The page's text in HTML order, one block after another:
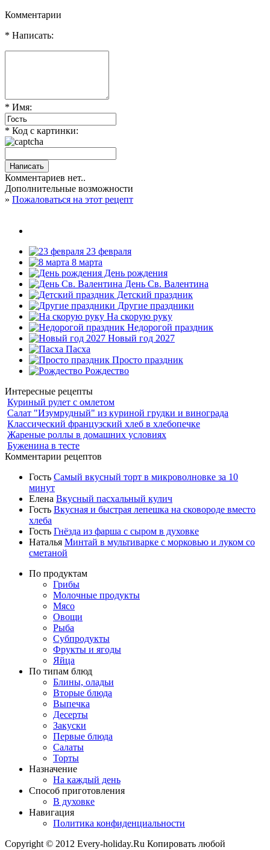
Комментарии
* Написать:
* Имя:
* Код с картинки:
Комментариев нет..
Дополнительные возможности
» Пожаловаться на этот рецепт
23 февраля
8 марта
День рождения
День Св. Валентина
Детский праздник
Другие праздники
На скорую руку
Недорогой праздник
Новый год 2027
Пасха
Просто праздник
Рождество
Интересные рецепты
Куриный рулет с омлетом
Салат "Изумрудный" из куриной грудки и винограда
Классический французский хлеб в хлебопечке
Жареные роллы в домашних условиях
Буженина в тесте
Комментарии рецептов
Гость Самый вкусный торт в микроволновке за 10
минут
Елена Вкусный пасхальный кулич
Гость Вкусная и быстрая лепешка на сковороде вместо
хлеба
Гость Гнёзда из фарша с сыром в духовке
Наталья Минтай в мультиварке с морковью и луком со
сметаной
По продуктам
Грибы
Молочные продукты
Мясо
Овощи
Рыба
Субпродукты
Фрукты и ягоды
Яйца
По типам блюд
Блины, оладьи
Вторые блюда
Выпечка
Десерты
Закуски
Первые блюда
Салаты
Торты
Назначение
На каждый день
Способ приготовления
В духовке
Навигация
Политика конфиденциальности
Copyright © 2012 Every-holiday.Ru Копировать любой